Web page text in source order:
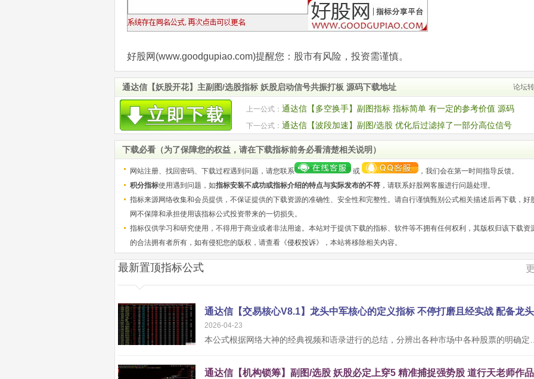
好股网(www.goodgupiao.com)提醒您：股市有风险，投资需谨慎。
通达信【妖股开花】主副图/选股指标 妖股启动信号共振打板 源码下载地址 论坛
上一公式： 通达信【多空换手】副图指标 指标简单 有一定的参考价值 源码
下一公式： 通达信【波段加速】副图/选股 优化后过滤掉了一部分高位信号
源码
下载必看（为了保障您的权益，请在下载指标前务必看清楚相关说明）
网站注册、找回密码、下载过程遇到问题，请您联系 或
，我们会在第一时间指导反馈。
积分指标使用遇到问题，如指标安装不成功或指标介绍的特点与实际发布的不符 ，请联系好股网客服进行问题处理。
指标来源网络收集和会员提供，不保证提供的下载资源的准确性、安全性和完整性。请自行谨慎甄别公式相关描述后再下载，好
网不保障和承担使用该指标公式投资带来的一切损失。
指标仅供学习和研究使用，不得用于商业或者非法用途。本站对于提供下载的指标、软件等不拥有任何权利，其版权归该下载资
的合法拥有者所有，如有侵犯您的版权，请查看《侵权投诉》，本站将移除相关内容。
最新置顶指标公式
2026-04-23